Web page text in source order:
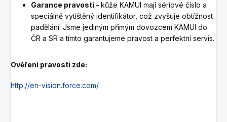
Garance pravosti - kůže KAMUI mají sériové číslo a
speciálně vytištěný identifikátor, což zvyšuje obtížnost
padělání. Jsme jediným přímým dovozcem KAMUI do
ČR a SR a tímto garantujeme pravost a perfektní servis.
Ověření pravosti zde:
http://en-vision.force.com/